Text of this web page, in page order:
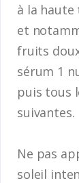
à la haute
et
fruits
sérum 1
puis tous
suivantes.
Ne pas
soleil